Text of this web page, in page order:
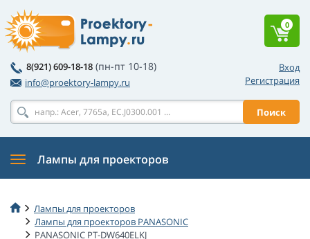
Вход
Регистрация
8(921) 609-18-18 (пн-пт 10-18)
info@proektory-lampy.ru
Поиск
0
Лампы для проекторов
Лампы для проекторов
Лампы для проекторов PANASONIC
PANASONIC PT-DW640ELKJ